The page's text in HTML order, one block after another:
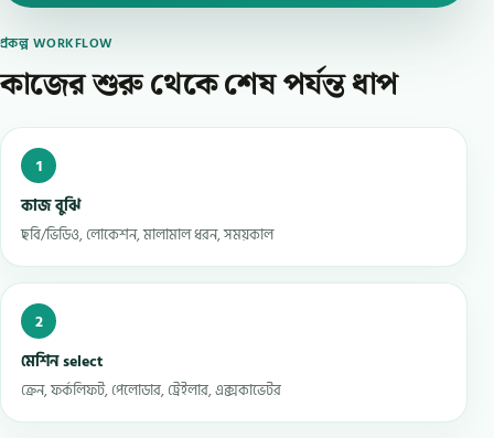
প্রকল্প WORKFLOW
কাজের শুরু থেকে শেষ পর্যন্ত ধাপ
1
কাজ বুঝি
ছবি/ভিডিও, লোকেশন, মালামাল ধরন, সময়কাল
2
মেশিন select
ক্রেন, ফর্কলিফট, পেলোডার, ট্রেইলার, এক্সকাভেটর